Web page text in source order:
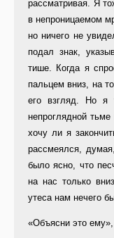
рассматривая. Я
в непроницаемом
но ничего не
подал знак,
тише. Когда я
пальцем вниз, на
его взгляд. Но я
непроглядной
хочу ли я
рассмеялся,
было ясно, что
на нас только
утеса нам нечего
«Объясни это